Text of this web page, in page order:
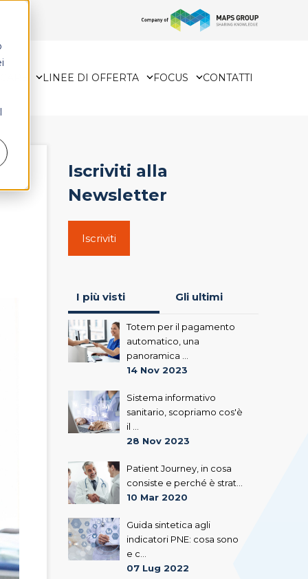
LINEE DI OFFERTA FOCUS CONTATTI
Iscriviti alla
Newsletter
Iscriviti
I più visti Gli ultimi
Totem per il pagamento
automatico, una
panoramica ...
14 Nov 2023
Sistema informativo
sanitario, scopriamo cos'è
il ...
28 Nov 2023
Patient Journey, in cosa
consiste e perché è strat...
10 Mar 2020
Guida sintetica agli
indicatori PNE: cosa sono
e c...
07 Lug 2022